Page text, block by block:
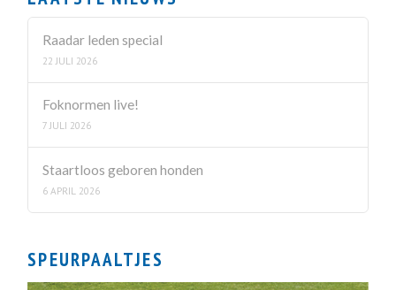
Raadar leden special
22 JULI 2026
Foknormen live!
7 JULI 2026
Staartloos geboren honden
6 APRIL 2026
SPEURPAALTJES